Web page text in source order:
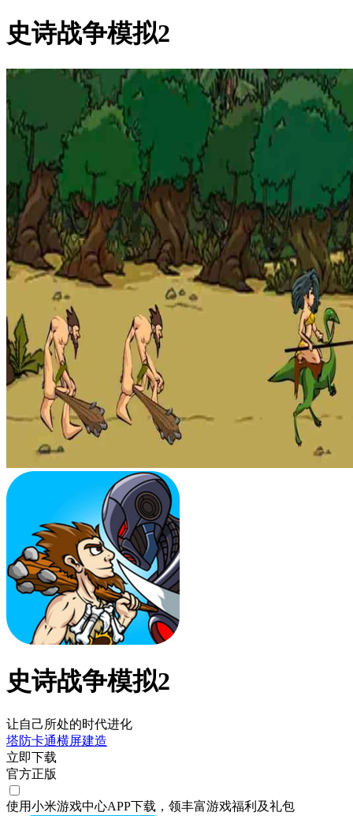
史诗战争模拟2
史诗战争模拟2
让自己所处的时代进化
塔防卡通横屏建造
立即下载
官方正版
使用小米游戏中心APP下载 ，领丰富游戏福利 及礼包